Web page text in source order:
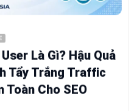
Là Gì? Hậu Quả
Tẩy Trắng Traffic
Toàn Cho SEO